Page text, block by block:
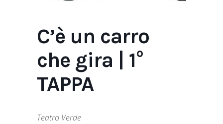
C’è un carro
che gira | 1°
TAPPA
Teatro Verde